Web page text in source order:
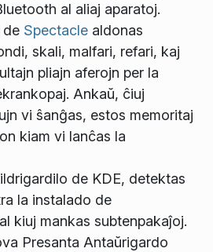
al aliaj aparatoj.
de Spectacle aldonas
skali, malfari, refari, kaj
pliajn aferojn per la
Ankaŭ, ĉiuj
vi ŝanĝas, estos memoritaj
kiam vi lanĉas la
de KDE, detektas
la instalado de
kiuj mankas subtenpakaĵoj.
Presanta Antaŭrigardo